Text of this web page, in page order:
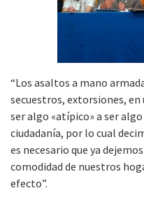
“Los asaltos a mano
secuestros, extorsiones, en
ser algo «atípico» a ser
ciudadanía, por lo cual
es necesario que ya
comodidad de nuestros
efecto”.